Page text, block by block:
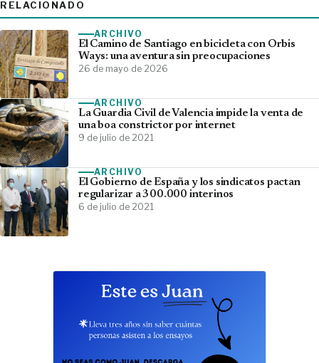
RELACIONADO
ARCHIVO
El Camino de Santiago en bicicleta con Orbis
Ways: una aventura sin preocupaciones
26 de mayo de 2026
ARCHIVO
La Guardia Civil de Valencia impide la venta de
una boa constrictor por internet
9 de julio de 2021
ARCHIVO
El Gobierno de España y los sindicatos pactan
regularizar a 300.000 interinos
6 de julio de 2021